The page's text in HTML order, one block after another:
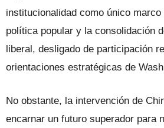
institucionalidad como único
política popular y la consolidación
liberal, desligado de participación
orientaciones estratégicas de
No obstante, la intervención de
encarnar un futuro superador para